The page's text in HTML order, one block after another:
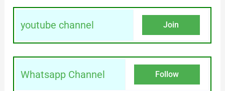
youtube channel Join
Whatsapp Channel Follow